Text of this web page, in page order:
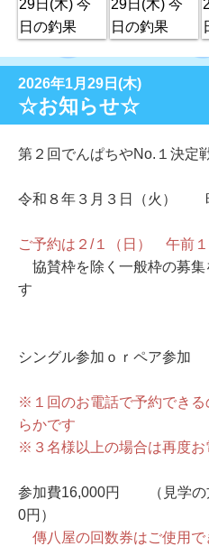
2026年1月29日(木)
☆お知らせ☆
第２回でんぱちやNo.１決定
令和８年３月３日（火）
ご予約は２/１（日） 午前１
協賛枠を除く一般枠の募集
す
シングル参加ｏｒペア参加
※１回のお電話で予約できる
らかです
※３名様以上の場合は再度お
参加費16,000円 （見学の
0円）
傳八屋の回数券はご使用で